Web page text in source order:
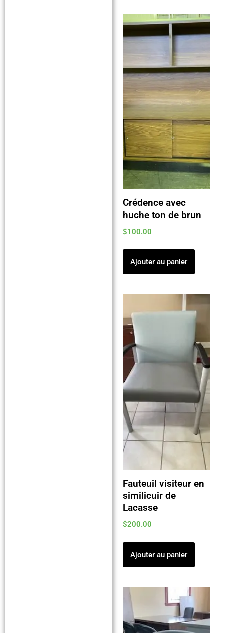
Crédence avec
huche ton de brun
$100.00
Ajouter au panier
Fauteuil visiteur en
similicuir de
Lacasse
$200.00
Ajouter au panier